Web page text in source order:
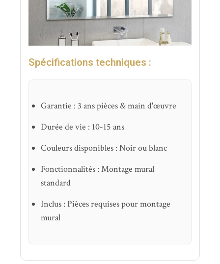
Spécifications techniques :
Garantie : 3 ans pièces & main d'œuvre
Durée de vie : 10-15 ans
Couleurs disponibles : Noir ou blanc
Fonctionnalités : Montage mural
standard
Inclus : Pièces requises pour montage
mural